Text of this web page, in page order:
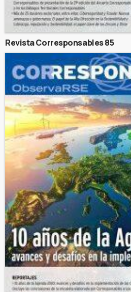
Revista Corresponsables 85